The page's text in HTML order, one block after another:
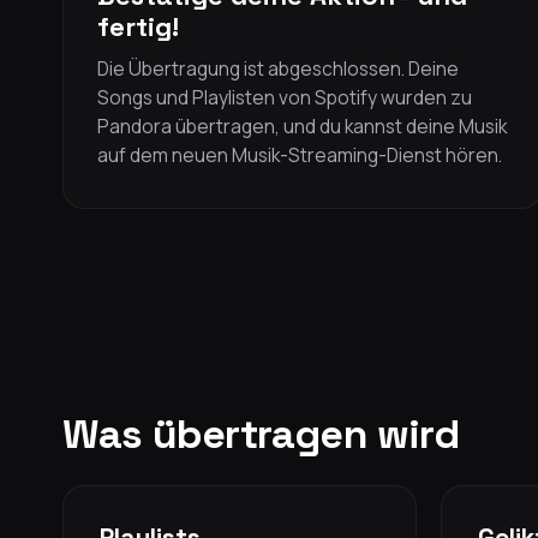
fertig!
Die Übertragung ist abgeschlossen. Deine
Songs und Playlisten von Spotify wurden zu
Pandora übertragen, und du kannst deine Musik
auf dem neuen Musik-Streaming-Dienst hören.
Was übertragen wird